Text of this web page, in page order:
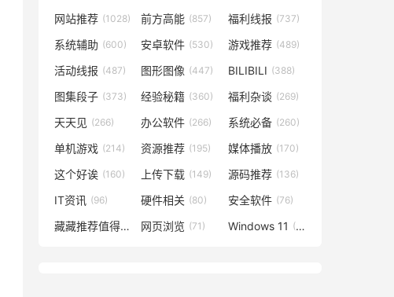
网站推荐 (1028) 前方高能 (857) 福利线报 (737)
系统辅助 (600) 安卓软件 (530) 游戏推荐 (489)
活动线报 (487) 图形图像 (447) BILIBILI (388)
图集段子 (373) 经验秘籍 (360) 福利杂谈 (269)
天天见 (266) 办公软件 (266) 系统必备 (260)
单机游戏 (214) 资源推荐 (195) 媒体播放 (170)
这个好诶 (160) 上传下载 (149) 源码推荐 (136)
IT资讯 (96) 硬件相关 (80) 安全软件 (76)
藏藏推荐值得一看 (73)
网页浏览 (71) Windows 11 (48)